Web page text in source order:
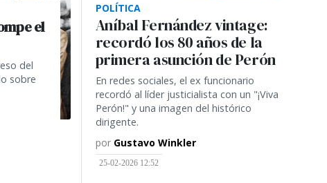
el
del
sobre
POLÍTICA
Aníbal Fernández vintage:
recordó los 80 años de la
primera asunción de Perón
En redes sociales, el ex funcionario
recordó al líder justicialista con un "¡Viva
Perón!" y una imagen del histórico
dirigente.
por Gustavo Winkler
25-02-2026 12:52